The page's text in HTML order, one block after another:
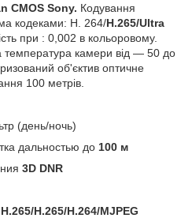
CMOS Sony. Кодування
кодеками: H. 264/Н.265/Ultra
при : 0,002 в кольоровому.
температура камери від — 50 до
об'єктив оптичне
100 метрів.
(день/ночь)
дальностью до 100 м
3D DNR
Н.265/H.264/MJPEG